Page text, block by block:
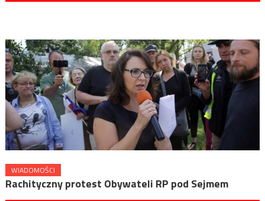
WIADOMOŚCI
Rachityczny protest Obywateli RP pod Sejmem